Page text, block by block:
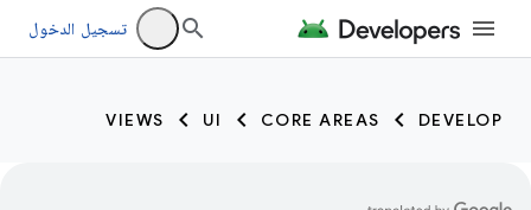
تسجيل الدخول
DEVELOP
CORE AREAS
UI
VIEWS